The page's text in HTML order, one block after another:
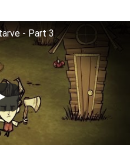
- Part 3